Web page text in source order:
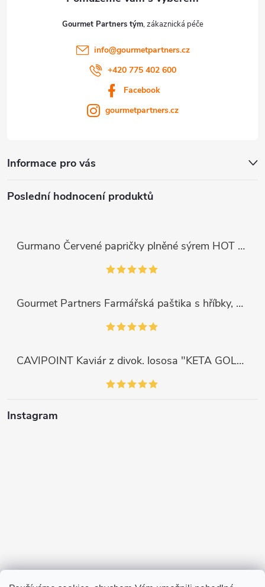
Informace pro vás
Gourmet Partners tým
info@gourmetpartners.cz
+420 775 402 600
Facebook
gourmetpartners.cz
Poslední hodnocení produktů
Gurmano Červené papričky plněné sýrem HOT palivé, 290g
Gourmet Partners Farmářská paštika s hříbky, 180g
CAVIPOINT Kaviár z divok. lososa "KETA GOLD", 200g
Instagram